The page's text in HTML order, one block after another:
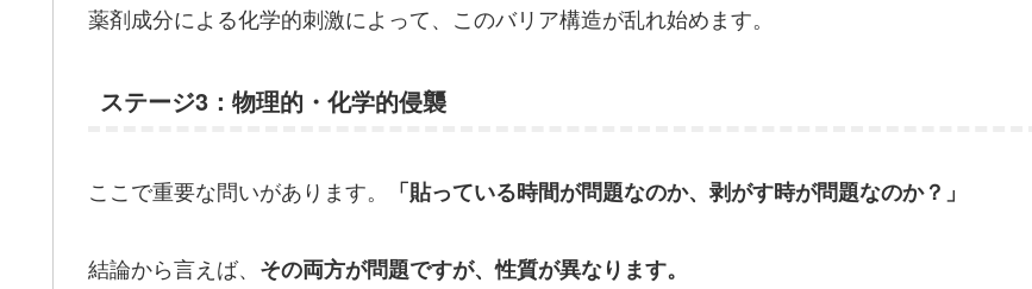
薬剤成分による化学的刺激によって、このバリア構造が乱れ始めます。
ステージ3：物理的・化学的侵襲
ここで重要な問いがあります。 「貼っている時間が問題なのか、剥がす時が問題なのか？」
結論から言えば、 その両方が問題ですが、性質が異なります。